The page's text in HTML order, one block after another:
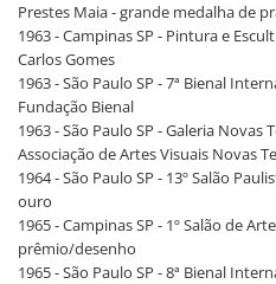
Prestes Maia - grande medalha de
1963 - Campinas SP - Pintura e
Carlos Gomes
1963 - São Paulo SP - 7ª Bienal
Fundação Bienal
1963 - São Paulo SP - Galeria
Associação de Artes Visuais Novas
1964 - São Paulo SP - 13º Salão
ouro
1965 - Campinas SP - 1º Salão de
prêmio/desenho
1965 - São Paulo SP - 8ª Bienal